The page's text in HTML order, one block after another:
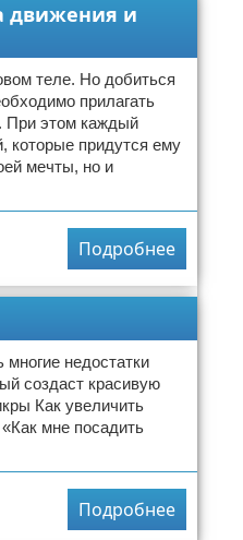
движения и
теле. Но добиться
прилагать
При этом каждый
которые придутся ему
мечты, но и
Подробнее
недостатки
создаст красивую
Как увеличить
мне посадить
Подробнее